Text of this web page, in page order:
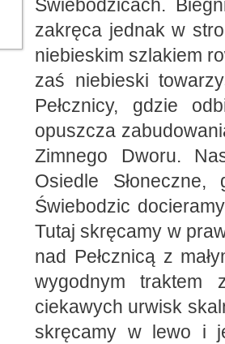
Świebodzicach.
zakręca jednak w
niebieskim szlakiem
zaś niebieski
Pełcznicy, gdzie
opuszcza
Zimnego Dworu.
Osiedle
Świebodzic
Tutaj skręcamy w
nad Pełcznicą z
wygodnym traktem
ciekawych urwisk
skręcamy w lewo i